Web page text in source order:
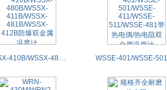
WSSX-410B/WSSX-480B/WSSX-411B/WSSX-481B/WSSX-412B防爆双金属温度计